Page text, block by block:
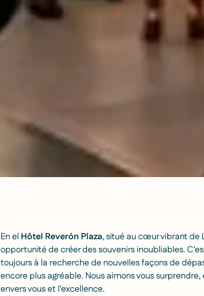
En el Hôtel Reverón Plaza, situé au cœur vibrant de
opportunité de créer des souvenirs inoubliables.
toujours à la recherche de nouvelles façons de
encore plus agréable. Nous aimons vous
envers vous et l’excellence.